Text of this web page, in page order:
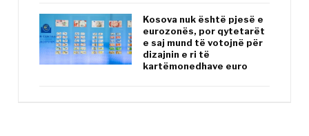
Kosova nuk është pjesë e
eurozonës, por qytetarët
e saj mund të votojnë për
dizajnin e ri të
kartëmonedhave euro